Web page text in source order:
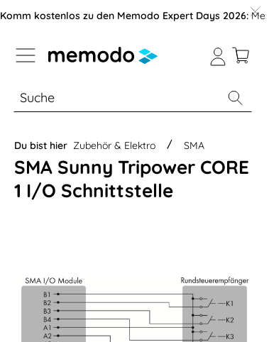
der B2B-Plattform springen
Komm kostenlos zu den Memodo Expert Days 2026:
% Sale Module Wechselrichter
Du bist hier Zubehör & Elektro SMA
SMA Sunny Tripower CORE
1 I/O Schnittstelle